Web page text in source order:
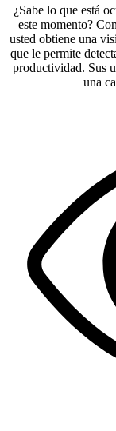
¿Sabe lo que está
este momento?
usted obtiene una
que le permite
productividad. Sus
una